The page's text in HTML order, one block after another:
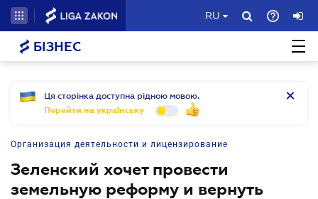
RU
БІЗНЕС
Ця сторінка доступна рідною мовою.
Перейти на українську
Организация деятельности и лицензирование
Зеленский хочет провести
земельную реформу и вернуть